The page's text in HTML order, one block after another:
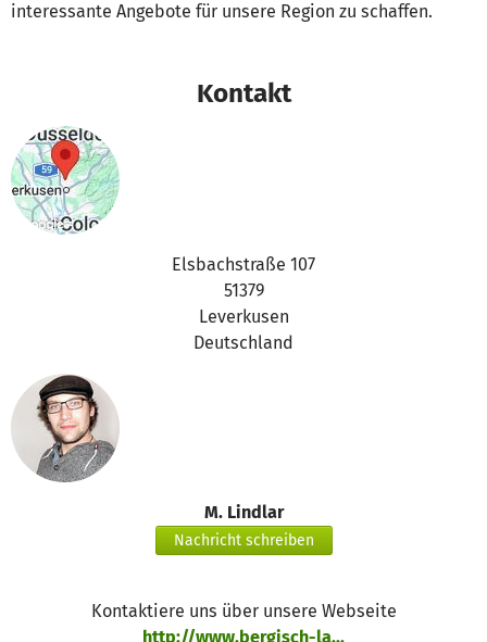
interessante Angebote für unsere Region zu schaffen.
Kontakt
Elsbachstraße 107
51379
Leverkusen
Deutschland
M. Lindlar
Nachricht schreiben
Kontaktiere uns über unsere Webseite
http://www.bergisch-la...